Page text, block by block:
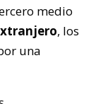
medio
, los
una